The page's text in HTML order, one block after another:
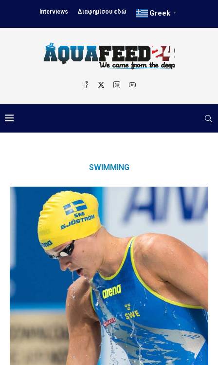
Interviews Διαφημίσου εδώ Greek ▼
SWIMMING